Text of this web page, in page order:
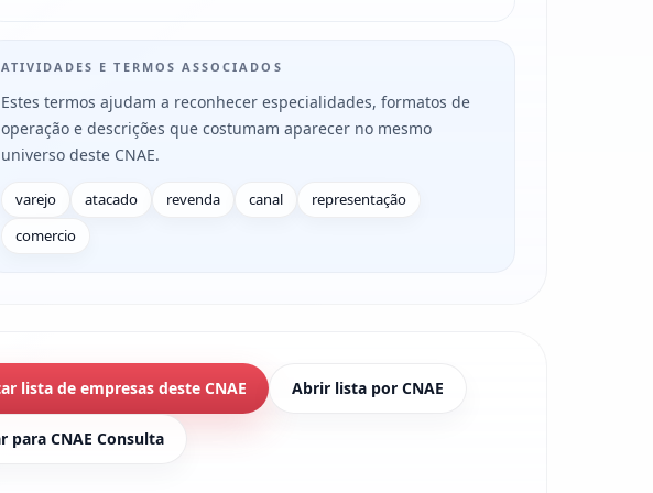
ATIVIDADES E TERMOS ASSOCIADOS
Estes termos ajudam a reconhecer especialidades, formatos de
operação e descrições que costumam aparecer no mesmo
universo deste CNAE.
varejo atacado revenda canal
representação
comercio
lista de empresas deste CNAE Abrir lista por CNAE
para CNAE Consulta